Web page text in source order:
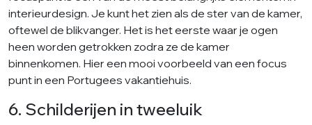
interieurdesign. Je kunt het zien als de ster van de kamer,
oftewel de blikvanger. Het is het eerste waar je ogen
heen worden getrokken zodra ze de kamer
binnenkomen. Hier een mooi voorbeeld van een focus
punt in een Portugees vakantiehuis.
6. Schilderijen in tweeluik